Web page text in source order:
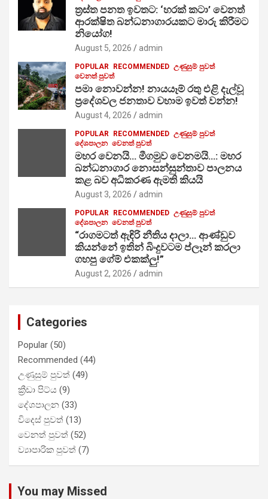
ත්‍රස්ත පනත ඉවතට: ‘හරක් කටා’ වෙනත්
ආරක්ෂිත බන්ධනාගාරයකට මාරු කිරීමට
නියෝග!
August 5, 2026 admin
POPULAR RECOMMENDED උණුසුම් පුවත්
වෙනත් පුවත්
පමා නොවන්න! නායයෑම් රතු එළි දැල්වූ
ප්‍රදේශවල ජනතාව වහාම ඉවත් වන්න!
August 4, 2026 admin
POPULAR RECOMMENDED උණුසුම් පුවත්
දේශපාලන වෙනත් පුවත්
මහර වෙනයි… මීගමුව වෙනමයි…: මහර
බන්ධනාගාර නොසන්සුන්තාව පාලනය
කළ බව අධිකරණ ඇමති කියයි
August 3, 2026 admin
POPULAR RECOMMENDED උණුසුම් පුවත්
දේශපාලන වෙනත් පුවත්
“රාගමටත් ඇඳිරි නීතිය දාලා… ආණ්ඩුව
කියන්නේ ඉතින් බිංදුවටම ප්ලෑන් කරලා
ගහපු ගේම් එකක්ලු!”
August 2, 2026 admin
Categories
Popular (50)
Recommended (44)
උණුසුම් පුවත් (49)
ක්‍රීඩා පිට්ය (9)
දේශපාලන (33)
විදෙස් පුවත් (13)
වෙනත් පුවත් (52)
ව්‍යාපාරික පුවත් (7)
You may Missed